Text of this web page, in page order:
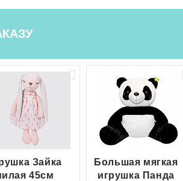
Зайка
45см
Большая мягкая
игрушка Панда